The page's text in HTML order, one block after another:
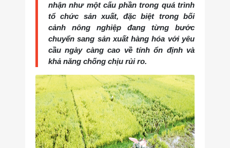
nhận như một cấu phần trong quá trình
tổ chức sản xuất, đặc biệt trong bối
cảnh nông nghiệp đang từng bước
chuyển sang sản xuất hàng hóa với yêu
cầu ngày càng cao về tính ổn định và
khả năng chống chịu rủi ro.